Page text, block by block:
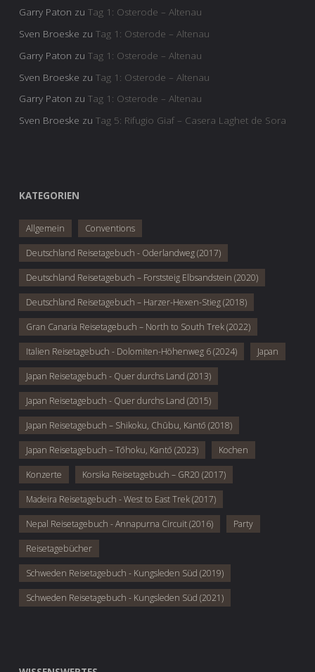
Garry Paton zu Tag 1: Osterode – Altenau
Sven Broeske zu Tag 1: Osterode – Altenau
Garry Paton zu Tag 1: Osterode – Altenau
Sven Broeske zu Tag 1: Osterode – Altenau
Garry Paton zu Tag 1: Osterode – Altenau
Sven Broeske zu Tag 5: Rifugio Giaf – Casera Laghet de Sora
KATEGORIEN
Allgemein Conventions
Deutschland Reisetagebuch - Oderlandweg (2017)
Deutschland Reisetagebuch – Forststeig Elbsandstein (2020)
Deutschland Reisetagebuch – Harzer-Hexen-Stieg (2018)
Gran Canaria Reisetagebuch – North to South Trek (2022)
Italien Reisetagebuch - Dolomiten-Höhenweg 6 (2024) Japan
Japan Reisetagebuch - Quer durchs Land (2013)
Japan Reisetagebuch - Quer durchs Land (2015)
Japan Reisetagebuch – Shikoku, Chūbu, Kantō (2018)
Japan Reisetagebuch – Tōhoku, Kantō (2023) Kochen
Konzerte Korsika Reisetagebuch – GR20 (2017)
Madeira Reisetagebuch - West to East Trek (2017)
Nepal Reisetagebuch - Annapurna Circuit (2016) Party
Reisetagebücher
Schweden Reisetagebuch - Kungsleden Süd (2019)
Schweden Reisetagebuch - Kungsleden Süd (2021)